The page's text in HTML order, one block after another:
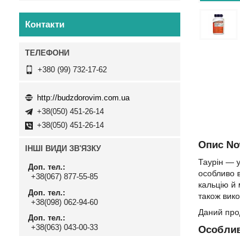
Опис
Таурін —
особливо
кальцію й
також
Даний
Контакти
+380 (99) 732-17-62
http://budzdorovim.com.ua
+38(050) 451-26-14
+38(050) 451-26-14
ІНШІ ВИДИ ЗВ'ЯЗКУ
Доп. тел.
+38(067) 877-55-85
Доп. тел.
+38(098) 062-94-60
Доп. тел.
+38(063) 043-00-33